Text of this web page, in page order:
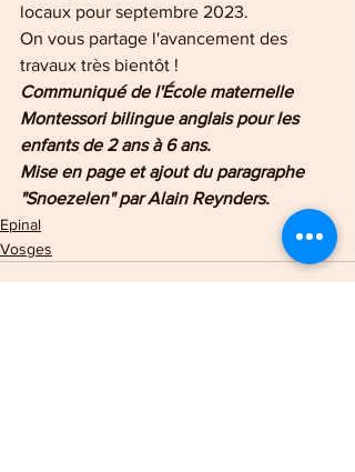
locaux pour septembre 2023.
On vous partage l'avancement des
travaux très bientôt !
Communiqué de l'École maternelle
Montessori bilingue anglais pour les
enfants de 2 ans à 6 ans.
Mise en page et ajout du paragraphe
"Snoezelen" par Alain Reynders.
Epinal
Vosges